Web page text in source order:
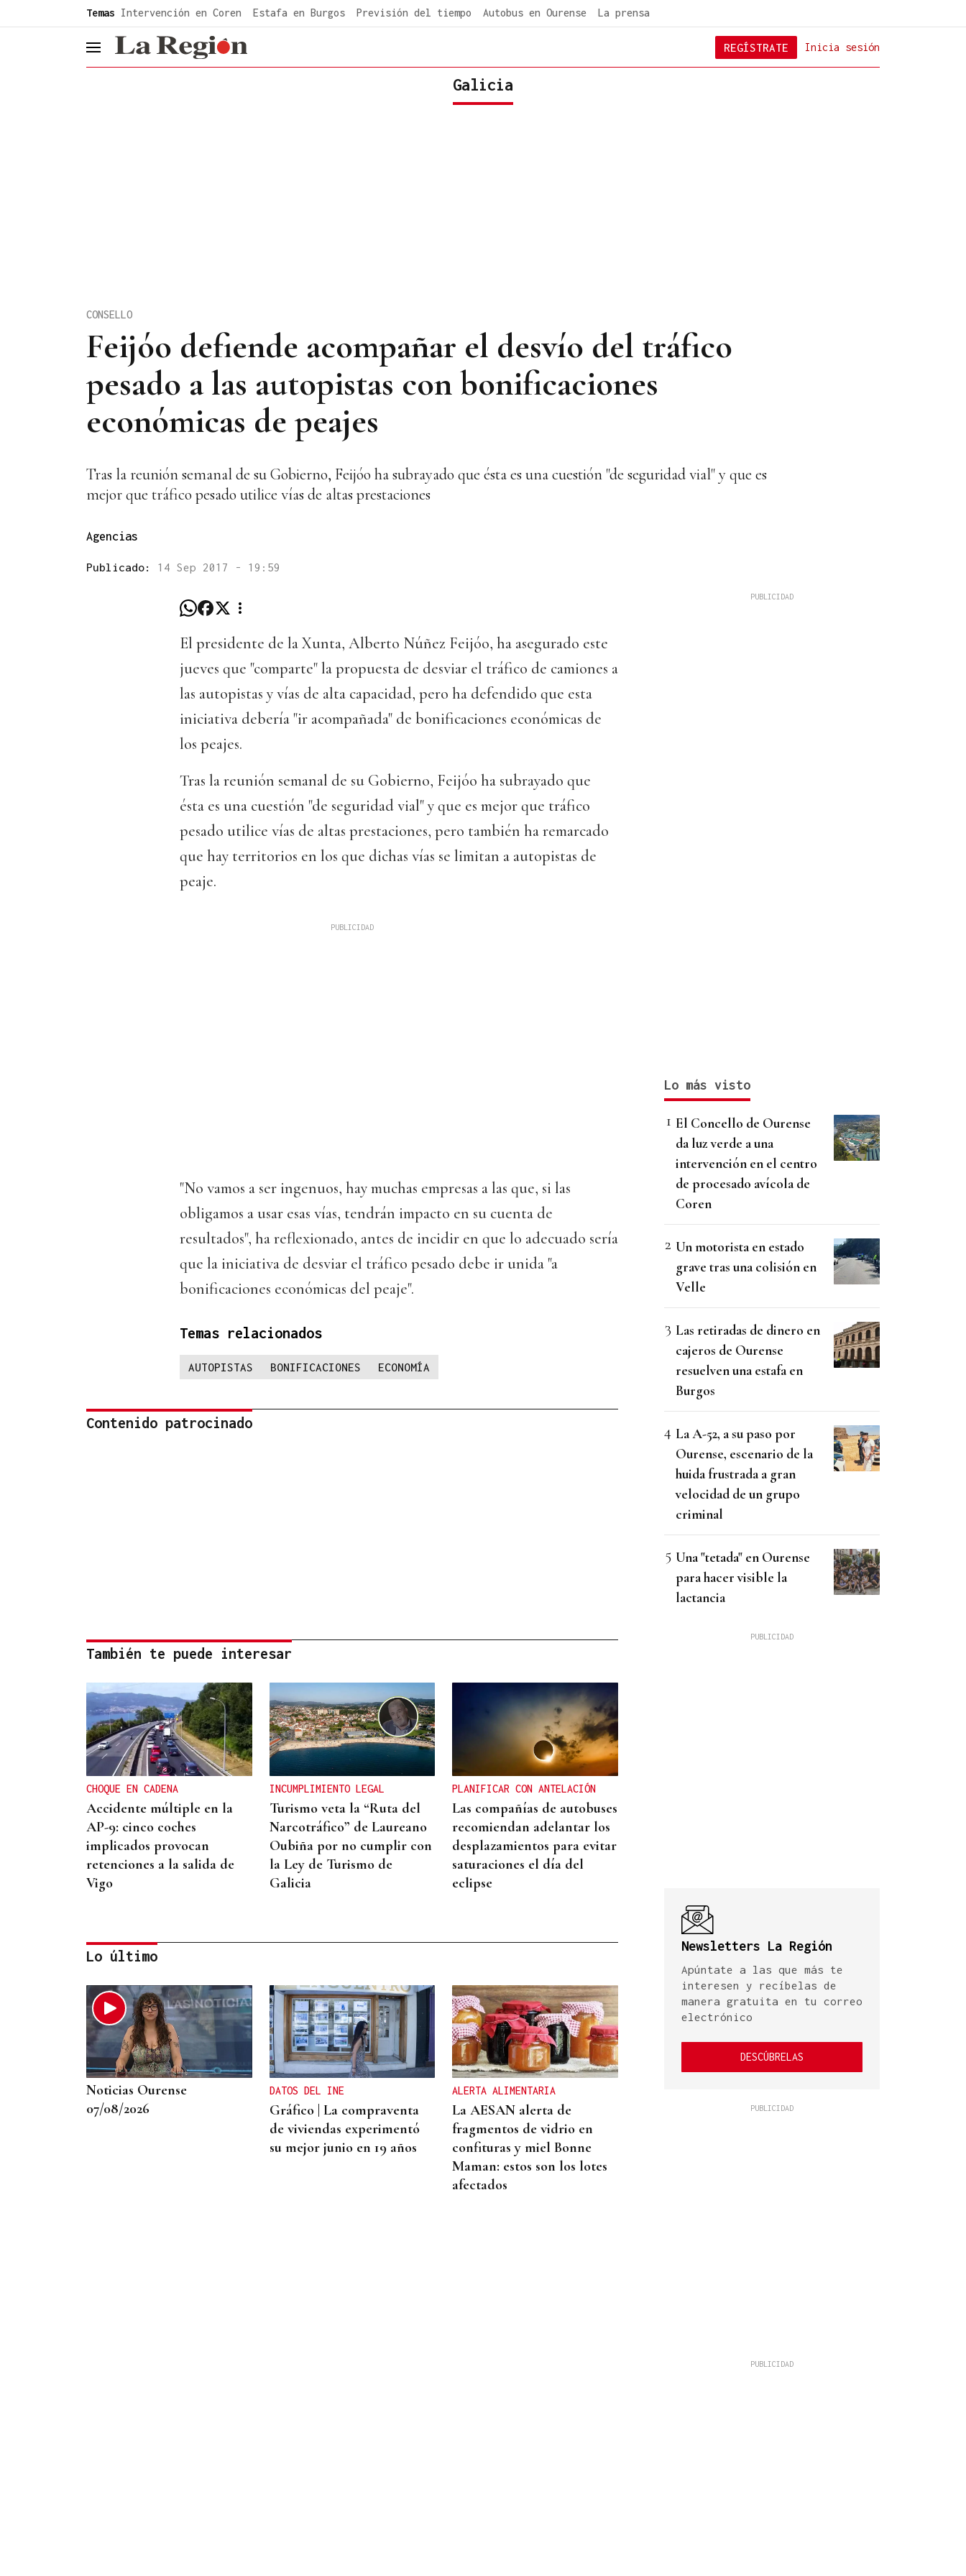
Temas Intervención en Coren Estafa en Burgos Previsión del tiempo Autobus en Ourense La prensa
header.menu.open Inicia sesión
REGÍSTRATE
Galicia
Feijóo defiende acompañar el desvío del tráfico
pesado a las autopistas con bonificaciones
económicas de peajes
CONSELLO
Tras la reunión semanal de su Gobierno, Feijóo ha subrayado que ésta es una cuestión "de seguridad vial" y que es
mejor que tráfico pesado utilice vías de altas prestaciones
Agencias
Publicado: 14 Sep 2017 - 19:59
El presidente de la Xunta, Alberto Núñez Feijóo, ha asegurado este
jueves que "comparte" la propuesta de desviar el tráfico de camiones a
las autopistas y vías de alta capacidad, pero ha defendido que esta
iniciativa debería "ir acompañada" de bonificaciones económicas de
los peajes.
Tras la reunión semanal de su Gobierno, Feijóo ha subrayado que
ésta es una cuestión "de seguridad vial" y que es mejor que tráfico
pesado utilice vías de altas prestaciones, pero también ha remarcado
que hay territorios en los que dichas vías se limitan a autopistas de
peaje.
"No vamos a ser ingenuos, hay muchas empresas a las que, si las
obligamos a usar esas vías, tendrán impacto en su cuenta de
resultados", ha reflexionado, antes de incidir en que lo adecuado sería
que la iniciativa de desviar el tráfico pesado debe ir unida "a
bonificaciones económicas del peaje".
Temas relacionados
AUTOPISTAS BONIFICACIONES ECONOMÍA
Contenido patrocinado
También te puede interesar
CHOQUE EN CADENA
Accidente múltiple en la
AP-9: cinco coches
implicados provocan
retenciones a la salida de
Vigo
INCUMPLIMIENTO LEGAL
Turismo veta la “Ruta del
Narcotráfico” de Laureano
Oubiña por no cumplir con
la Ley de Turismo de
Galicia
PLANIFICAR CON ANTELACIÓN
Las compañías de autobuses
recomiendan adelantar los
desplazamientos para evitar
saturaciones el día del
eclipse
ALTA GAMA
El detenido por el atropello
mortal de Bertamiráns viajó
desde Lugo para enfrentar
a la víctima
Lo último
Noticias Ourense
07/08/2026
DATOS DEL INE
Gráfico | La compraventa
de viviendas experimentó
su mejor junio en 19 años
ALERTA ALIMENTARIA
La AESAN alerta de
fragmentos de vidrio en
confituras y miel Bonne
Maman: estos son los lotes
afectados
Lo más visto
El Concello de Ourense
da luz verde a una
intervención en el centro
de procesado avícola de
Coren
Un motorista en estado
grave tras una colisión en
Velle
Las retiradas de dinero en
cajeros de Ourense
resuelven una estafa en
Burgos
La A-52, a su paso por
Ourense, escenario de la
huida frustrada a gran
velocidad de un grupo
criminal
Una "tetada" en Ourense
para hacer visible la
lactancia
Newsletters La Región
Apúntate a las que más te
interesen y recíbelas de
manera gratuita en tu correo
electrónico
DESCÚBRELAS